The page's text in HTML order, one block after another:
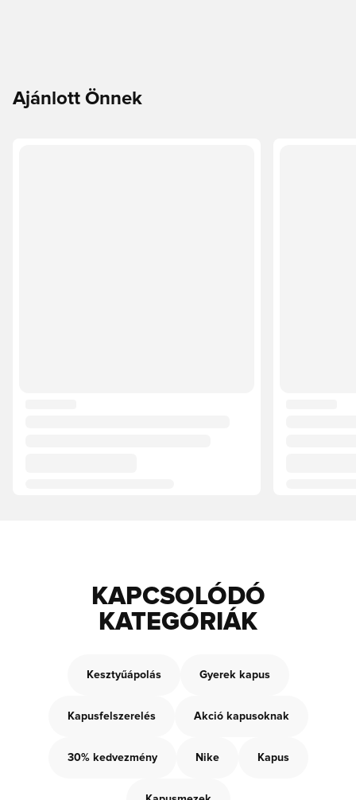
Ajánlott Önnek
KAPCSOLÓDÓ
KATEGÓRIÁK
Kesztyűápolás Gyerek kapus
Kapusfelszerelés Akció kapusoknak
30% kedvezmény Nike Kapus